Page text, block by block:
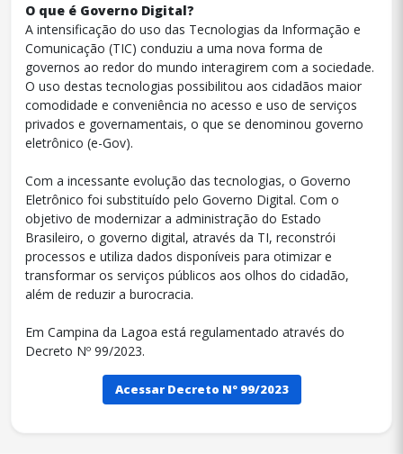
O que é Governo Digital?
A intensificação do uso das Tecnologias da Informação e
Comunicação (TIC) conduziu a uma nova forma de
governos ao redor do mundo interagirem com a sociedade.
O uso destas tecnologias possibilitou aos cidadãos maior
comodidade e conveniência no acesso e uso de serviços
privados e governamentais, o que se denominou governo
eletrônico (e-Gov).
Com a incessante evolução das tecnologias, o Governo
Eletrônico foi substituído pelo Governo Digital. Com o
objetivo de modernizar a administração do Estado
Brasileiro, o governo digital, através da TI, reconstrói
processos e utiliza dados disponíveis para otimizar e
transformar os serviços públicos aos olhos do cidadão,
além de reduzir a burocracia.
Em Campina da Lagoa está regulamentado através do
Decreto Nº 99/2023.
Acessar Decreto Nº 99/2023